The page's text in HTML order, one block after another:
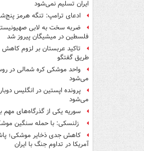
ایران تسلیم نمی‌شود
ادعای ترامپ: تنگه هرمز
ضربه سخت به لابی
فلسطین در میشیگان پیروز شد
تاکید عربستان بر لزوم کاهش
طریق گفتگو
واحد موشکی کره شمالی در
می‌شود
پرونده اپستین در انگلیس
می‌شود
سوریه یکی از گذرگاه‌های مهم
زلنسکی: با حمله سنگین
کاهش جدی ذخایر موشکی؛
آمریکا در تداوم جنگ با ایران